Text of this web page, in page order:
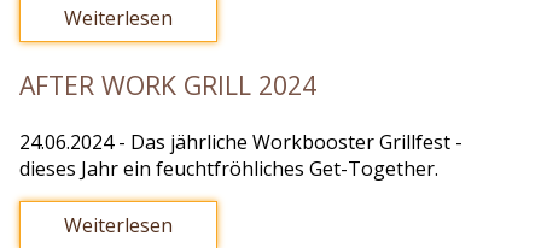
Weiterlesen
AFTER WORK GRILL 2024
24.06.2024- Das jährliche Workbooster Grillfest -
dieses Jahr ein feuchtfröhliches Get-Together.
Weiterlesen